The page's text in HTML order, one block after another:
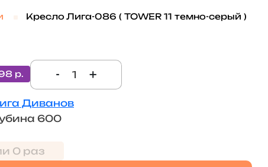
Кресло Лига-086 ( TOWER 11 темно-серый )
р. - +
Диванов
600
0 раз